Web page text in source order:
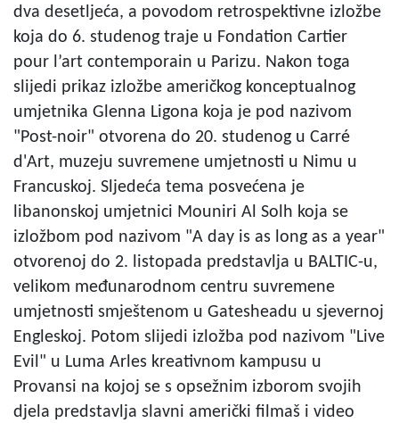
dva desetljeća, a povodom retrospektivne izložbe
koja do 6. studenog traje u Fondation Cartier
pour l’art contemporain u Parizu. Nakon toga
slijedi prikaz izložbe američkog konceptualnog
umjetnika Glenna Ligona koja je pod nazivom
"Post-noir" otvorena do 20. studenog u Carré
d'Art, muzeju suvremene umjetnosti u Nimu u
Francuskoj. Sljedeća tema posvećena je
libanonskoj umjetnici Mouniri Al Solh koja se
izložbom pod nazivom "A day is as long as a year"
otvorenoj do 2. listopada predstavlja u BALTIC-u,
velikom međunarodnom centru suvremene
umjetnosti smještenom u Gatesheadu u sjevernoj
Engleskoj. Potom slijedi izložba pod nazivom "Live
Evil" u Luma Arles kreativnom kampusu u
Provansi na kojoj se s opsežnim izborom svojih
djela predstavlja slavni američki filmaš i video